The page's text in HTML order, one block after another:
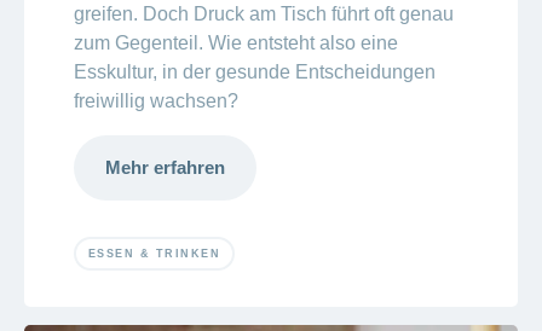
greifen. Doch Druck am Tisch führt oft genau
zum Gegenteil. Wie entsteht also eine
Esskultur, in der gesunde Entscheidungen
freiwillig wachsen?
Mehr erfahren
ESSEN & TRINKEN